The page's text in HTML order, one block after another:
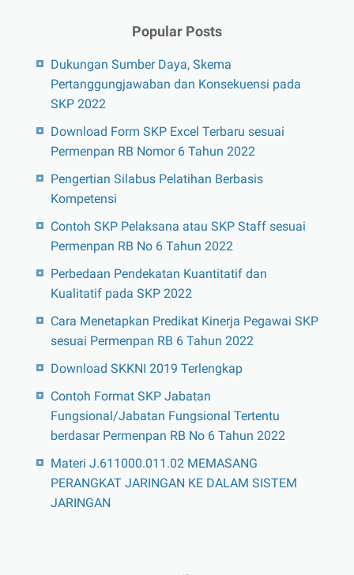
Popular Posts
Dukungan Sumber Daya, Skema
Pertanggungjawaban dan Konsekuensi pada
SKP 2022
Download Form SKP Excel Terbaru sesuai
Permenpan RB Nomor 6 Tahun 2022
Pengertian Silabus Pelatihan Berbasis
Kompetensi
Contoh SKP Pelaksana atau SKP Staff sesuai
Permenpan RB No 6 Tahun 2022
Perbedaan Pendekatan Kuantitatif dan
Kualitatif pada SKP 2022
Cara Menetapkan Predikat Kinerja Pegawai SKP
sesuai Permenpan RB 6 Tahun 2022
Download SKKNI 2019 Terlengkap
Contoh Format SKP Jabatan
Fungsional/Jabatan Fungsional Tertentu
berdasar Permenpan RB No 6 Tahun 2022
Materi J.611000.011.02 MEMASANG
PERANGKAT JARINGAN KE DALAM SISTEM
JARINGAN